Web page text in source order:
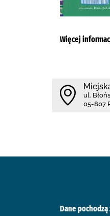
Więcej
ul.
05-807
Dane pochodzą